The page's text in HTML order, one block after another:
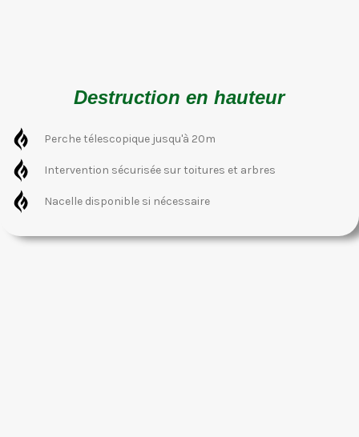
Destruction en hauteur
Perche télescopique jusqu'à 20m
Intervention sécurisée sur toitures et arbres
Nacelle disponible si nécessaire